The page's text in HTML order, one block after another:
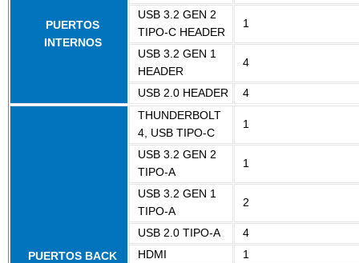
PUERTOS
INTERNOS
USB 3.2 GEN 2
TIPO-C HEADER
1
USB 3.2 GEN 1
HEADER
4
USB 2.0 HEADER 4
PUERTOS BACK
THUNDERBOLT
4, USB TIPO-C
1
USB 3.2 GEN 2
TIPO-A
1
USB 3.2 GEN 1
TIPO-A
2
USB 2.0 TIPO-A
4
HDMI
1